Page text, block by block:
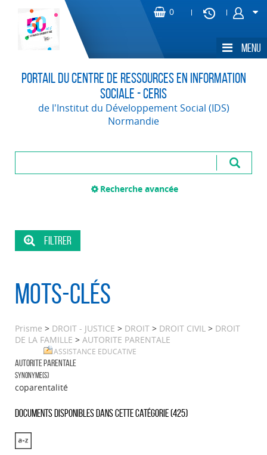
Portail du Centre de Ressources en Information
Sociale - CERIS
de l'Institut du Développement Social (IDS)
Normandie
Recherche avancée
Mots-clés
Prisme > DROIT - JUSTICE > DROIT > DROIT CIVIL > DROIT
DE LA FAMILLE > AUTORITE PARENTALE
ASSISTANCE EDUCATIVE
AUTORITE PARENTALE
Synonyme(s)
coparentalité
Documents disponibles dans cette catégorie (425)